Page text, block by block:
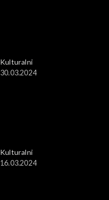
Kulturalni
30.03.2024
Kulturalni
16.03.2024